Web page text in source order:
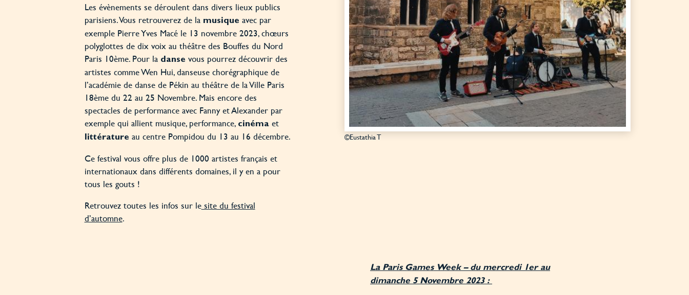
©Eustathia T
Les évènements se déroulent dans divers lieux publics
parisiens. Vous retrouverez de la musique avec par
exemple Pierre Yves Macé le 13 novembre 2023, chœurs
polyglottes de dix voix au théâtre des Bouffes du Nord
Paris 10ème. Pour la danse vous pourrez découvrir des
artistes comme Wen Hui, danseuse chorégraphique de
l’académie de danse de Pékin au théâtre de la Ville Paris
18ème du 22 au 25 Novembre. Mais encore des
spectacles de performance avec Fanny et Alexander par
exemple qui allient musique, performance, cinémaet
littérature au centre Pompidou du 13 au 16 décembre.
Ce festival vous offre plus de 1000 artistes français et
internationaux dans différents domaines, il y en a pour
tous les gouts !
Retrouvez toutes les infos sur lesite du festival
d’automne.
La Paris Games Week – du mercredi 1er au
dimanche 5 Novembre 2023 :